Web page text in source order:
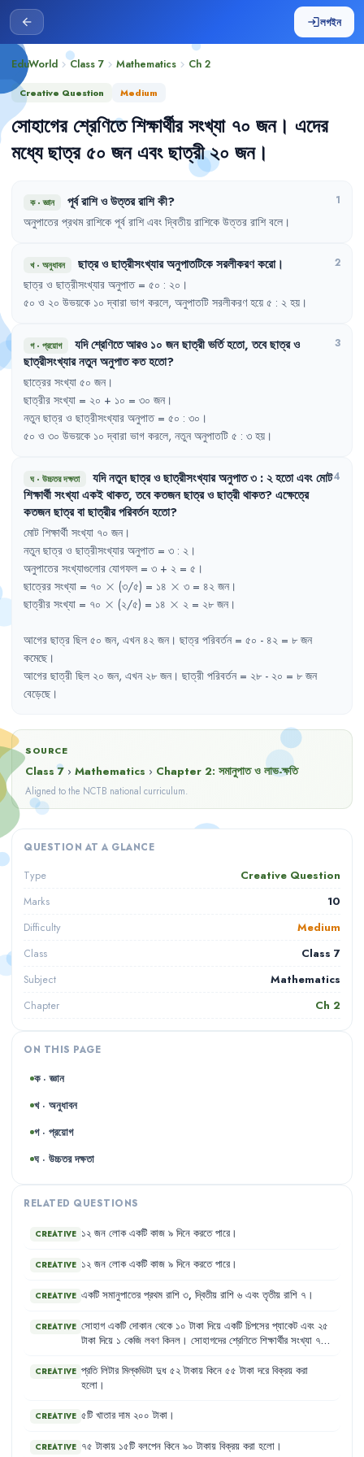
arrow_back loginলগইন
EduWorld chevron_rightClass 7 chevron_right Mathematics chevron_right Ch 2
Creative Question Medium
সোহাগের শ্রেণিতে শিক্ষার্থীর সংখ্যা ৭০ জন। এদের
মধ্যে ছাত্র ৫০ জন এবং ছাত্রী ২০ জন।
ক·জ্ঞান পূর্বরাশিওউত্তররাশিকী? 1
অনুপাতের প্রথম রাশিকে পূর্ব রাশি এবং দ্বিতীয় রাশিকে উত্তর রাশি বলে ।
খ· অনুধাবন ছাত্রওছাত্রীসংখ্যারঅনুপাতটিকেসরলীকরণকরো। 2
ছাত্র ও ছাত্রীসংখ্যার অনুপাত = ৫০ : ২০ ।
৫০ ও ২০ উভয়কে ১০ দ্বারা ভাগ করলে, অনুপাতটি সরলীকরণ হয়ে ৫ : ২ হয় ।
গ· প্রয়োগ যদিশ্রেণিতেআরও ১০ জনছাত্রীভর্তিহতো, তবেছাত্রও
ছাত্রীসংখ্যারনতুনঅনুপাতকতহতো?
3
ছাত্রের সংখ্যা ৫০ জন।
ছাত্রীর সংখ্যা = ২০ + ১০ = ৩০ জন।
নতুন ছাত্র ও ছাত্রীসংখ্যার অনুপাত = ৫০ : ৩০ ।
৫০ ও ৩০ উভয়কে ১০ দ্বারা ভাগ করলে, নতুন অনুপাতটি ৫ : ৩ হয় ।
ঘ· উচ্চতর দক্ষতা যদিনতুনছাত্রওছাত্রীসংখ্যারঅনুপাত৩ :২হতোএবংমোট
শিক্ষার্থীসংখ্যাএকইথাকত, তবেকতজনছাত্রওছাত্রীথাকত?এক্ষেত্রে
কতজনছাত্রবাছাত্রীরপরিবর্তনহতো?
4
মোট শিক্ষার্থী সংখ্যা ৭০ জন।
নতুন ছাত্র ও ছাত্রীসংখ্যার অনুপাত = ৩ : ২ ।
অনুপাতের সংখ্যাগুলোর যোগফল = ৩ + ২ = ৫ ।
ছাত্রের সংখ্যা = ৭০ \times
× (৩/৫) = ১৪ \times
× ৩ = ৪২ জন।
ছাত্রীর সংখ্যা = ৭০ \times
× (২/৫) = ১৪ \times
× ২ = ২৮ জন।
আগের ছাত্র ছিল ৫০ জন, এখন ৪২ জন। ছাত্র পরিবর্তন = ৫০ - ৪২ = ৮ জন
কমেছে ।
আগের ছাত্রী ছিল ২০ জন, এখন ২৮ জন। ছাত্রী পরিবর্তন = ২৮ - ২০ = ৮ জন
বেড়েছে ।
SOURCE
Class 7 › Mathematics › Chapter 2: সমানুপাত ও লাভ-ক্ষতি
Aligned to the NCTB national curriculum.
QUESTION AT A GLANCE
Type Creative Question
Marks 10
Difficulty Medium
Class Class 7
Subject Mathematics
Chapter Ch 2
ON THIS PAGE
ক · জ্ঞান
খ · অনুধাবন
গ · প্রয়োগ
ঘ · উচ্চতর দক্ষতা
RELATED QUESTIONS
CREATIVE ১২ জন লোক একটি কাজ ৯ দিনে করতে পারে ।
CREATIVE ১২ জন লোক একটি কাজ ৯ দিনে করতে পারে ।
CREATIVE একটি সমানুপাতের প্রথম রাশি ৩, দ্বিতীয় রাশি ৬ এবং তৃতীয় রাশি ৭ ।
CREATIVE সোহাগ একটি দোকান থেকে ১০ টাকা দিয়ে একটি চিপসের প্যাকেট এবং ২৫
টাকা দিয়ে ১ কেজি লবণ কিনল । সোহাগদের শ্রেণিতে শিক্ষার্থীর সংখ্যা ৭০
CREATIVE প্রতি লিটার মিল্কভিটা দুধ ৫২ টাকায় কিনে ৫৫ টাকা দরে বিক্রয় করা
হলো ।
CREATIVE ৫টি খাতার দাম ২০০ টাকা ।
CREATIVE ৭৫ টাকায় ১৫টি বলপেন কিনে ৯০ টাকায় বিক্রয় করা হলো ।